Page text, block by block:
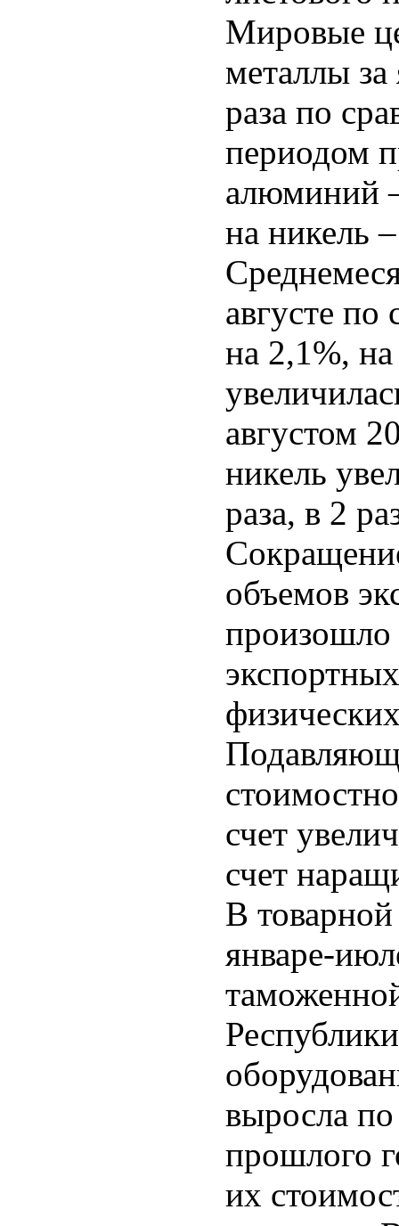
Мировые
металлы за
раза по
периодом
алюминий
на никель
августе
на 2,1%,
августом
никель
раза, в 2
объемов
произошло
счет
счет
В товарной
январе-
выросла
прошлого
их